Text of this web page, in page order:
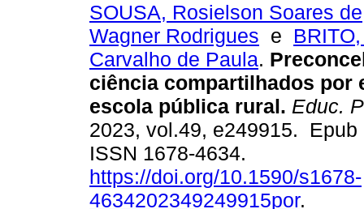
SOUSA, Rosielson Soares de
Wagner Rodrigues e
Carvalho de Paula.
ciência compartilhados por
escola pública rural. Educ.
2023, vol.49, e249915. Epub
ISSN 1678-4634.
https://doi.org/10.1590/s1678-
4634202349249915por.